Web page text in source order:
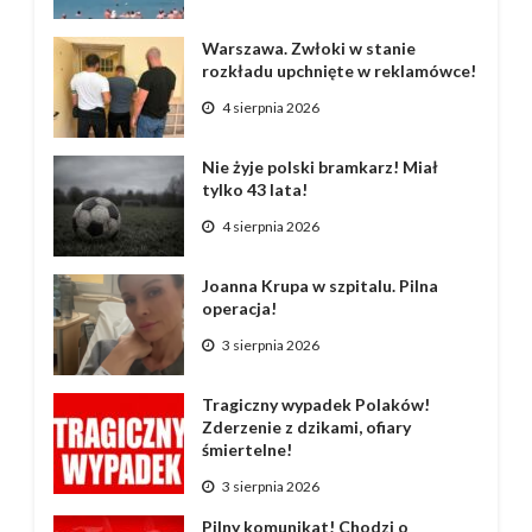
Warszawa. Zwłoki w stanie
rozkładu upchnięte w reklamówce!
4 sierpnia 2026
Nie żyje polski bramkarz! Miał
tylko 43 lata!
4 sierpnia 2026
Joanna Krupa w szpitalu. Pilna
operacja!
3 sierpnia 2026
Tragiczny wypadek Polaków!
Zderzenie z dzikami, ofiary
śmiertelne!
3 sierpnia 2026
Pilny komunikat! Chodzi o